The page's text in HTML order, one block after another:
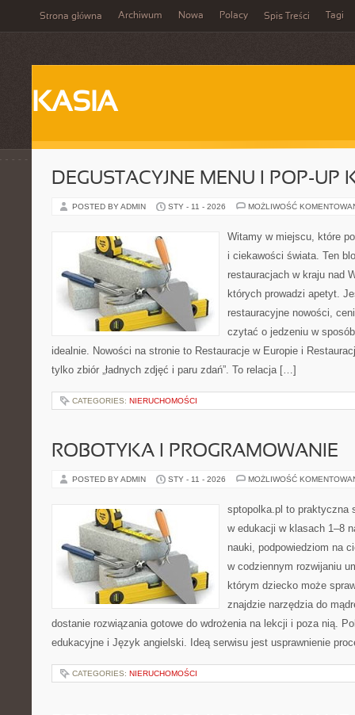
Strona główna Archiwum Nowa Polacy Spis Treści Tagi
KASIA
DEGUSTACYJNE MENU I POP-UP
POSTED BY ADMIN STY - 11 - 2026 MOŻLIWOŚĆ
Witamy w miejscu, które
i ciekawości świata. Ten
restauracjach w kraju nad
których prowadzi apetyt.
restauracyjne nowości,
czytać o jedzeniu w
idealnie. Nowości na stronie to Restauracje w Europie i
tylko zbiór „ładnych zdjęć i paru zdań”. To relacja […]
CATEGORIES: NIERUCHOMOŚCI
ROBOTYKA I PROGRAMOWANIE
POSTED BY ADMIN STY - 11 - 2026 MOŻLIWOŚĆ
sptopolka.pl to praktyczna
w edukacji w klasach 1–8
nauki, podpowiedziom na
w codziennym rozwijaniu
którym dziecko może
znajdzie narzędzia do
dostanie rozwiązania gotowe do wdrożenia na lekcji i poza nią.
edukacyjne i Język angielski. Ideą serwisu jest usprawnienie
CATEGORIES: NIERUCHOMOŚCI